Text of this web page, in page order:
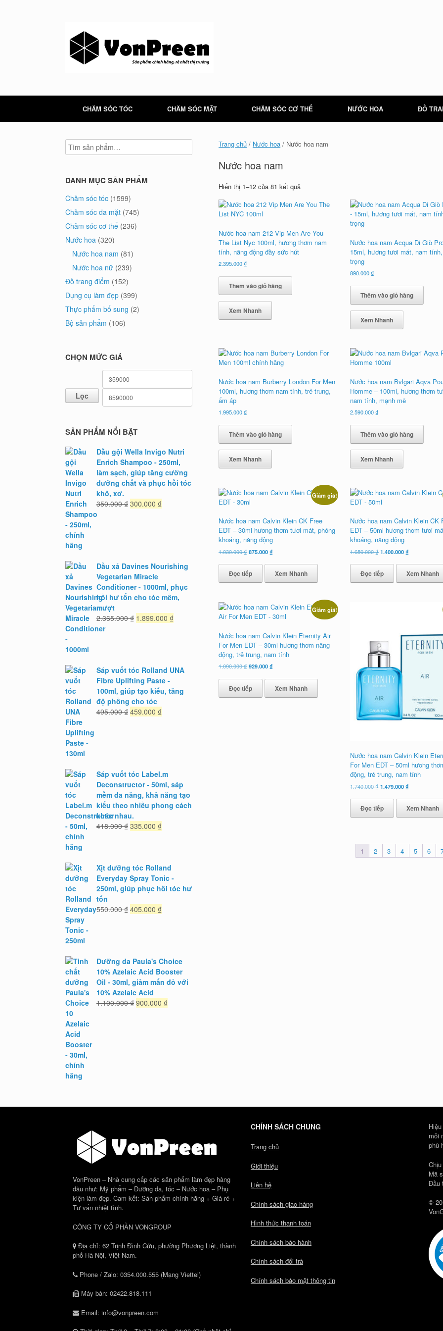
CHĂM SÓC TÓC CHĂM SÓC MẶT CHĂM SÓC CƠ THỂ NƯỚC HOA ĐỒ
Trang chủ / Nước hoa / Nước hoa nam
Nước hoa nam
Hiển thị 1–12 của 81 kết quả
Nước hoa nam 212 Vip Men Are You
The List Nyc 100ml, hương thơm nam
tính, năng động đầy sức hút
2.395.000₫
Thêm vào giỏ hàng
Xem Nhanh
Nước hoa nam Acqua Di Giò
15ml, hương tươi mát, nam
trọng
890.000₫
Thêm vào giỏ hàng
Xem Nhanh
Nước hoa nam Burberry London For Men
100ml, hương thơm nam tính, trẻ trung,
ấm áp
1.995.000₫
Thêm vào giỏ hàng
Xem Nhanh
Nước hoa nam Bvlgari Aqva
Homme – 100ml, hương thơm
nam tính, mạnh mẽ
2.590.000₫
Thêm vào giỏ hàng
Xem Nhanh
Giảm giá!
Nước hoa nam Calvin Klein CK Free
EDT – 30ml hương thơm tươi mát, phóng
khoáng, năng động
1.030.000₫Giá
là:
1.030.000 ₫.
875.000₫
tại
là:
875.000 ₫.
Đọc tiếp Xem Nhanh
Nước hoa nam Calvin Klein CK
EDT – 50ml hương thơm tươi
khoáng, năng động
1.650.000₫Giá
là:
1.650.000 ₫.
1.400.000₫
tại
là:
1.400.000 ₫.
Đọc tiếp Xem Nhanh
Giảm giá!
Nước hoa nam Calvin Klein Eternity Air
For Men EDT – 30ml hương thơm năng
động, trẻ trung, nam tính
1.090.000₫Giá
là:
1.090.000 ₫.
929.000₫
tại
là:
929.000 ₫.
Đọc tiếp Xem Nhanh
Nước hoa nam Calvin Klein
For Men EDT – 50ml hương
động, trẻ trung, nam tính
1.740.000₫Giá
là:
1.740.000 ₫.
1.479.000₫
tại
là:
1.479.000 ₫.
Đọc tiếp Xem Nhanh
1 2 3 4 5 6
DANH MỤC SẢN PHẨM
Chăm sóc tóc (1599)
Chăm sóc da mặt (745)
Chăm sóc cơ thể (236)
Nước hoa (320)
Nước hoa nam (81)
Nước hoa nữ (239)
Đồ trang điểm (152)
Dụng cụ làm đẹp (399)
Thực phẩm bổ sung (2)
Bộ sản phẩm (106)
CHỌN MỨC GIÁ
Giá
tối
thiểu
tối
đa
Lọc
SẢN PHẨM NỔI BẬT
Dầu gội Wella Invigo Nutri
Enrich Shampoo - 250ml,
làm sạch, giúp tăng cường
dưỡng chất và phục hồi tóc
khô, xơ.
350.000₫ Giá
300.000 ₫Giá
Dầu xả Davines Nourishing
Vegetarian Miracle
Conditioner - 1000ml, phục
hồi hư tổn cho tóc mềm,
mượt
2.365.000₫ Giá
1.899.000 ₫Giá
Sáp vuốt tóc Rolland UNA
Fibre Uplifting Paste -
100ml, giúp tạo kiểu, tăng
độ phồng cho tóc
495.000₫ Giá
459.000 ₫Giá
Sáp vuốt tóc Label.m
Deconstructor - 50ml, sáp
mềm đa năng, khả năng tạo
kiểu theo nhiều phong cách
khác nhau.
418.000₫ Giá
335.000 ₫Giá
335.000 ₫.
Xịt dưỡng tóc Rolland
Everyday Spray Tonic -
250ml, giúp phục hồi tóc hư
tổn
550.000₫ Giá
405.000 ₫Giá
Dưỡng da Paula's Choice
10% Azelaic Acid Booster
Oil - 30ml, giảm mẩn đỏ với
10% Azelaic Acid
1.100.000₫ Giá
900.000 ₫Giá
VonPreen – Nhà cung cấp các sản phẩm làm đẹp hàng
đầu như: Mỹ phẩm – Dưỡng da, tóc – Nước hoa – Phụ
kiện làm đẹp. Cam kết: Sản phẩm chính hãng + Giá rẻ +
Tư vấn nhiệt tình.
CÔNG TY CỔ PHẦN VONGROUP
Địa chỉ: 62 Trịnh Đình Cửu, phường Phương Liệt, thành
phố Hà Nội, Việt Nam.
Phone / Zalo: 0354.000.555 (Mạng Viettel)
Máy bàn: 02422.818.111
Email: info@vonpreen.com
CHÍNH SÁCH CHUNG
Trang chủ
Giới thiệu
Liên hệ
Chính sách giao hàng
Hình thức thanh toán
Chính sách bảo hành
Chính sách đổi trả
Chính sách bảo mật thông tin
mỗi
phù
Mã
Đầu
©